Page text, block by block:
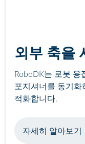
외부 축을
RoboDK는 로봇 용
포지셔너를 동기화
적화합니다.
자세히 알아보기